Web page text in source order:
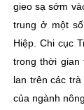
gieo sạ sớm
trung ở một
Hiệp. Chi cục
trong thời gian
lan trên các
của ngành